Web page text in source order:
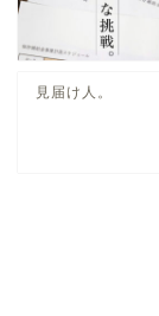
見届け人。